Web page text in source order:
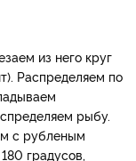
из него круг
Распределяем по
рыбу.
с рубленым
градусов,